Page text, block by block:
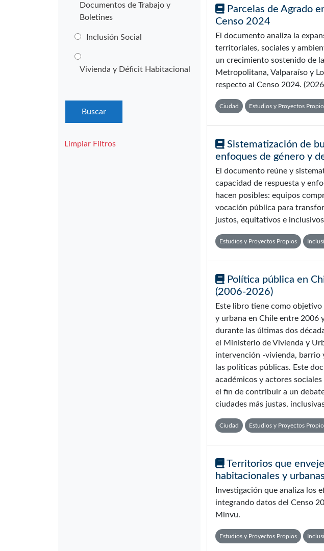
Documentos de Trabajo y
Boletines
Inclusión Social
Vivienda y Déficit Habitacional
Limpiar Filtros
Parcelas de Agrado
Censo 2024
El documento analiza la
territoriales, sociales y
un crecimiento sostenido de
Metropolitana, Valparaíso y
respecto al Censo 2024.
Ciudad Estudios y Proyectos
Sistematización de
enfoques de género y
El documento reúne y
capacidad de respuesta y
hacen posibles: equipos
vocación pública para
justos, equitativos e
Estudios y Proyectos Propios
Política pública en
(2006-2026)
Este libro tiene como
y urbana en Chile entre 2006
durante las últimas dos
el Ministerio de Vivienda y
intervención -vivienda, barrio
las políticas públicas. Este
académicos y actores
el fin de contribuir a un
ciudades más justas,
Ciudad Estudios y Proyectos
Territorios que
habitacionales y urbanas
Investigación que analiza los
integrando datos del Censo
Minvu.
Estudios y Proyectos Propios